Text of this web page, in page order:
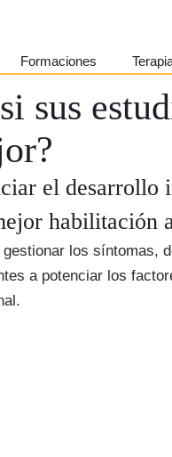
Formaciones
sus
el desarrollo
habilitación
gestionar los síntomas,
a potenciar los